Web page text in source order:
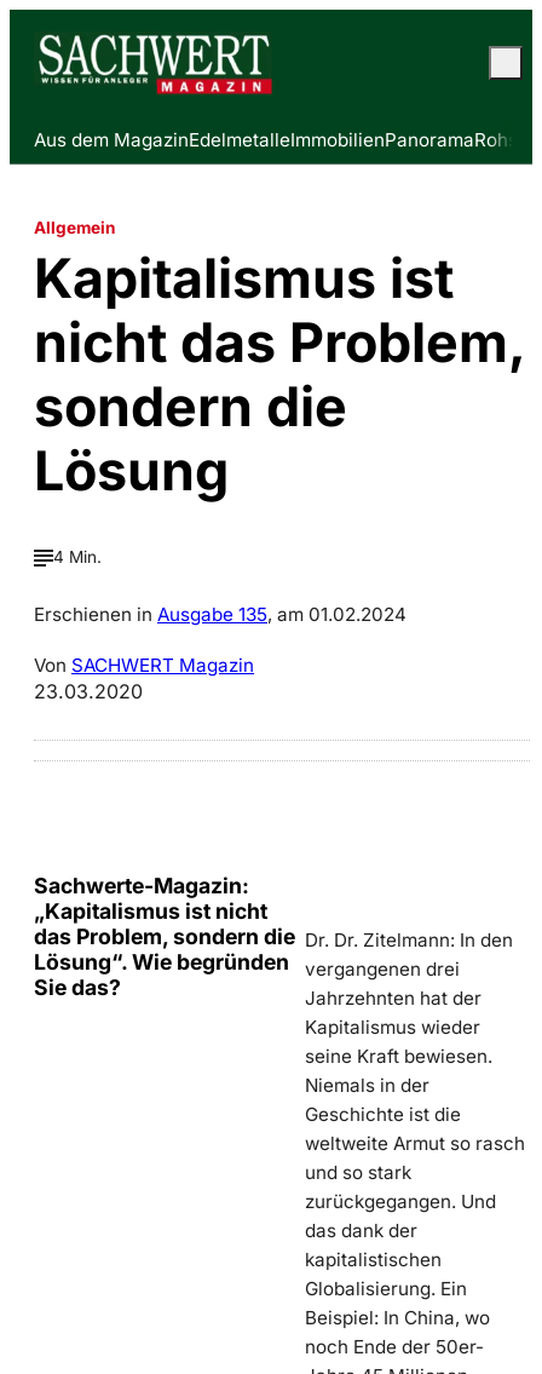
Aus dem MagazinEdelmetalleImmobilienPanorama
Allgemein
Kapitalismus ist
nicht das Problem,
sondern die
Lösung
4 Min.
Erschienen in Ausgabe 135, am 01.02.2024
Von SACHWERT Magazin
23.03.2020
Sachwerte-Magazin:
„Kapitalismus ist nicht
das Problem, sondern die
Lösung“. Wie begründen
Sie das?
Dr. Dr. Zitelmann: In den
vergangenen drei
Jahrzehnten hat der
Kapitalismus wieder
seine Kraft bewiesen.
Niemals in der
Geschichte ist die
weltweite Armut so rasch
und so stark
zurückgegangen. Und
das dank der
kapitalistischen
Globalisierung. Ein
Beispiel: In China, wo
noch Ende der 50er-